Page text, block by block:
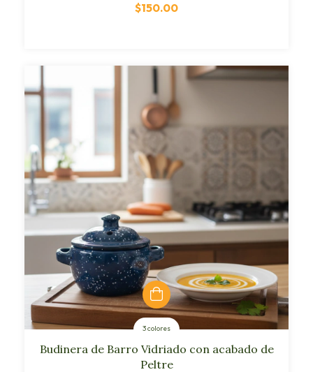
$150.00
3 colores
Budinera de Barro Vidriado con acabado de
Peltre